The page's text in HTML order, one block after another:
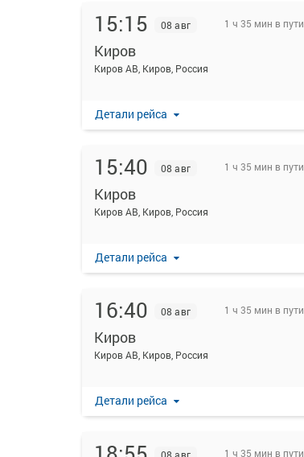
15:15 08 авг 1 ч 35 мин в пути
Киров
Киров АВ, Киров, Россия
Детали рейса
15:40 08 авг 1 ч 35 мин в пути
Киров
Киров АВ, Киров, Россия
Детали рейса
16:40 08 авг 1 ч 35 мин в пути
Киров
Киров АВ, Киров, Россия
Детали рейса
1 ч 35 мин в пути